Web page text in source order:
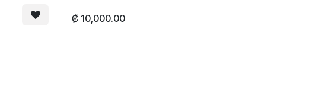
₡ 10,000.00